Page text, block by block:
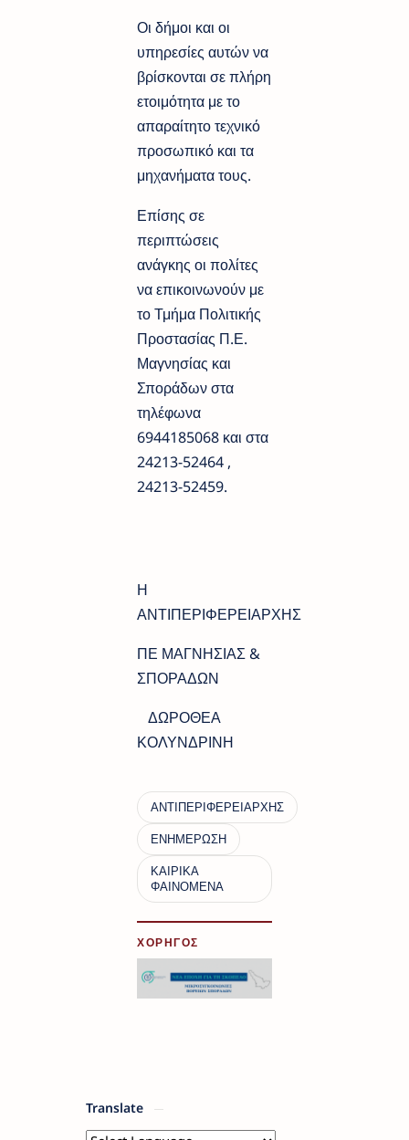
Οι δήμοι και οι
υπηρεσίες αυτών να
βρίσκονται σε πλήρη
ετοιμότητα με το
απαραίτητο τεχνικό
προσωπικό και τα
μηχανήματα τους.
Επίσης σε
περιπτώσεις
ανάγκης οι πολίτες
να επικοινωνούν με
το Τμήμα Πολιτικής
Προστασίας Π.Ε.
Μαγνησίας και
Σποράδων στα
τηλέφωνα
6944185068 και στα
24213-52464 ,
24213-52459.
Η
ΑΝΤΙΠΕΡΙΦΕΡΕΙΑΡΧΗΣ
ΠΕ ΜΑΓΝΗΣΙΑΣ &
ΣΠΟΡΑΔΩΝ
ΔΩΡΟΘΕΑ
ΚΟΛΥΝΔΡΙΝΗ
ΧΟΡΗΓΟΣ
Translate